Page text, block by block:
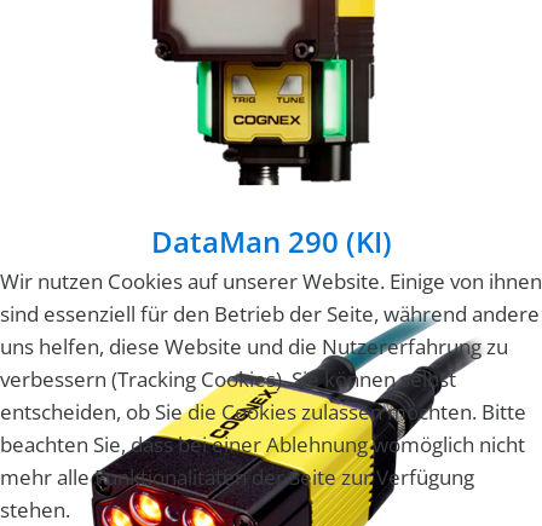
DataMan 290 (KI)
Wir nutzen Cookies auf unserer Website. Einige von ihnen
sind essenziell für den Betrieb der Seite, während andere
uns helfen, diese Website und die Nutzererfahrung zu
verbessern (Tracking Cookies). Sie können selbst
entscheiden, ob Sie die Cookies zulassen möchten. Bitte
beachten Sie, dass bei einer Ablehnung womöglich nicht
mehr alle Funktionalitäten der Seite zur Verfügung
stehen.